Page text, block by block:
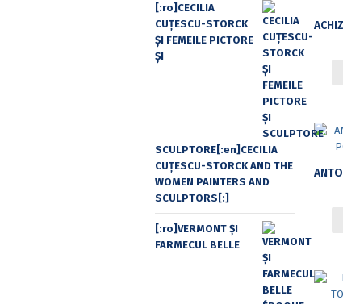
[:ro]CECILIA
CUŢESCU-STORCK
ŞI FEMEILE PICTORE
ŞI
SCULPTORE[:en]CECILIA
CUŢESCU-STORCK AND THE
WOMEN PAINTERS AND
SCULPTORS[:]
[:ro]VERMONT ȘI
FARMECUL BELLE